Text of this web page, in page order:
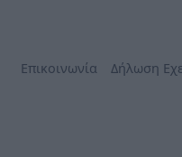
Επικοινωνία Δήλωση